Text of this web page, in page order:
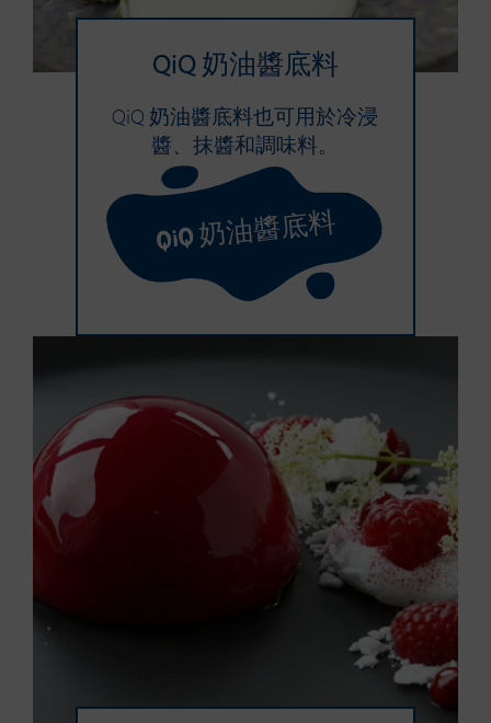
QiQ 奶油醬底料
QiQ 奶油醬底料也可用於冷浸
醬、抹醬和調味料。
QiQ 奶油醬底料